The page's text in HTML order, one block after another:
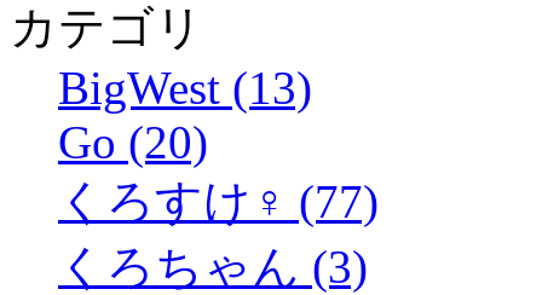
カテゴリ
BigWest (13)
Go (20)
くろすけ♀ (77)
くろちゃん (3)